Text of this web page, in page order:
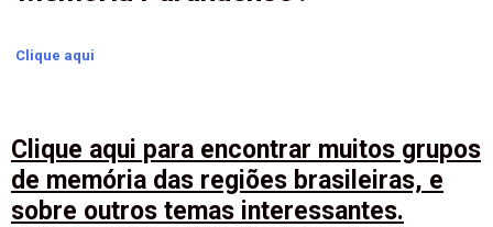
Clique aqui
Clique aqui para encontrar muitos grupos
de memória das regiões brasileiras, e
sobre outros temas interessantes.